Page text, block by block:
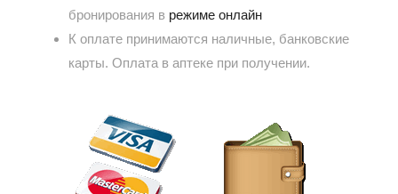
бронирования в режиме онлайн
К оплате принимаются наличные, банковские
карты. Оплата в аптеке при получении.